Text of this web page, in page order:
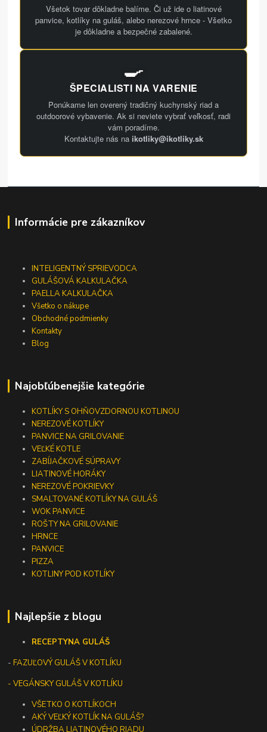
Všetok tovar dôkladne balíme. Či už ide o liatinové
panvice, kotlíky na guláš, alebo nerezové hrnce - Všetko
je dôkladne a bezpečné zabalené.
🍳
ŠPECIALISTI NA VARENIE
Ponúkame len overený tradičný kuchynský riad a
outdoorové vybavenie. Ak si neviete vybrať veľkosť, radi
vám poradíme.
Kontaktujte nás na ikotliky@ikotliky.sk
Informácie pre zákazníkov
INTELIGENTNÝ SPRIEVODCA
GULÁŠOVÁ KALKULAČKA
PAELLA KALKULAČKA
Všetko o nákupe
Obchodné podmienky
Kontakty
Blog
Najobľúbenejšie kategórie
KOTLÍKY S OHŇOVZDORNOU KOTLINOU
NEREZOVÉ KOTLÍKY
PANVICE NA GRILOVANIE
VEĽKÉ KOTLE
ZABÍJAČKOVÉ SÚPRAVY
LIATINOVÉ HORÁKY
NEREZOVÉ POKRIEVKY
SMALTOVANÉ KOTLÍKY NA GULÁŠ
WOK PANVICE
ROŠTY NA GRILOVANIE
HRNCE
PANVICE
PIZZA
KOTLINY POD KOTLÍKY
Najlepšie z blogu
RECEPTYNA GULÁŠ
-FAZUĽOVÝ GULÁŠ V KOTLÍKU
- VEGÁNSKY GULÁŠ V KOTLÍKU
VŠETKO O KOTLÍKOCH
AKÝ VEĽKÝ KOTLÍK NA GULÁŠ?
ÚDRŽBA LIATINOVÉHO RIADU